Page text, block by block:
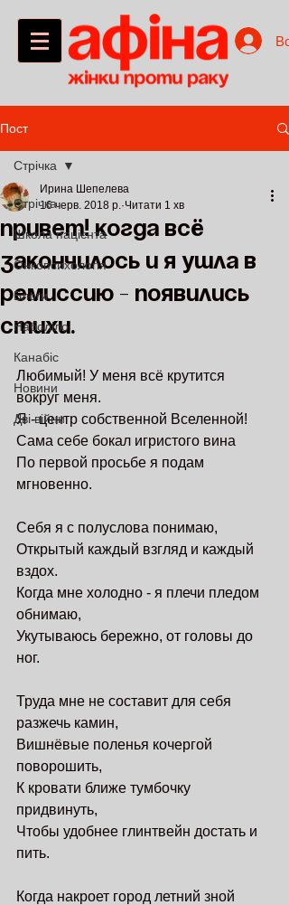
Пост
Стрічка
Школа пацієнта
Онкопсихологія
Блоги
Наболіло
Канабіс
Новини
Дві війни
Стрічка
Привет! Когда всё
закончилось и я ушла в
ремиссию - появились
стихи.
Ирина Шепелева
16 черв. 2018 р. Читати 1 хв
Любимый! У меня всё крутится
вокруг меня.
Я - центр собственной Вселенной!
Сама себе бокал игристого вина
По первой просьбе я подам
мгновенно.
Себя я с полуслова понимаю,
Открытый каждый взгляд и каждый
вздох.
Когда мне холодно - я плечи пледом
обнимаю,
Укутываюсь бережно, от головы до
ног.
Труда мне не составит для себя
разжечь камин,
Вишнёвые поленья кочергой
поворошить,
К кровати ближе тумбочку
придвинуть,
Чтобы удобнее глинтвейн достать и
пить.
Когда накроет город летний зной